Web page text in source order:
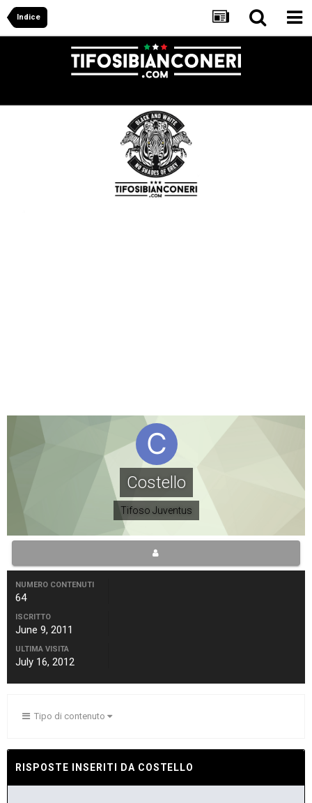
Indice
Costello
Tifoso Juventus
NUMERO CONTENUTI
64
ISCRITTO
June 9, 2011
ULTIMA VISITA
July 16, 2012
Tipo di contenuto
RISPOSTE INSERITI DA COSTELLO